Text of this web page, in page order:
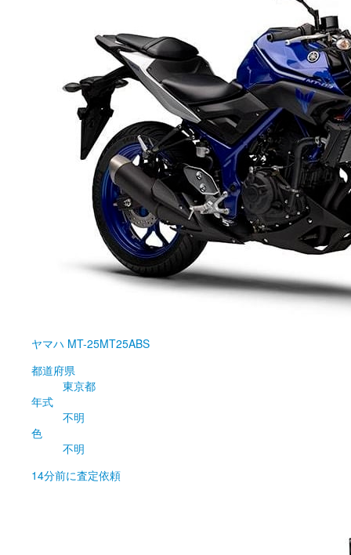
ヤマハ MT-25MT25ABS
都道府県
東京都
年式
不明
色
不明
14分前に査定依頼